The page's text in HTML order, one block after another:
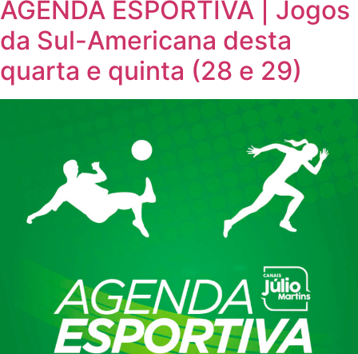
AGENDA ESPORTIVA | Jogos
da Sul-Americana desta
quarta e quinta (28 e 29)